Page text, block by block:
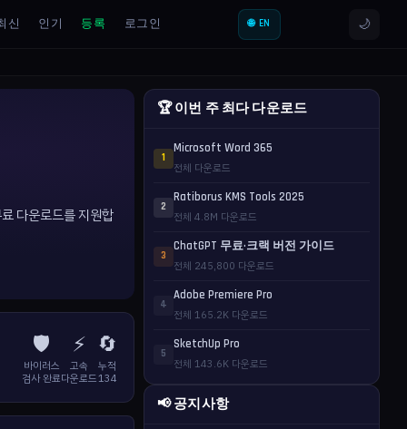
신 인기 등록 로그인 🌐 EN 🌙
다운로드를 지원합
🛡️
바이러스
검사 완료
⚡
고속
다운로드
🔄
누적
134
🏆 이번 주 최다 다운로드
1
Microsoft Word 365
전체 다운로드
2
Ratiborus KMS Tools 2025
전체 4.8M 다운로드
3
ChatGPT 무료·크랙 버전 가이드
전체 245,800 다운로드
4
Adobe Premiere Pro
전체 165.2K 다운로드
5
SketchUp Pro
전체 143.6K 다운로드
📢 공지사항